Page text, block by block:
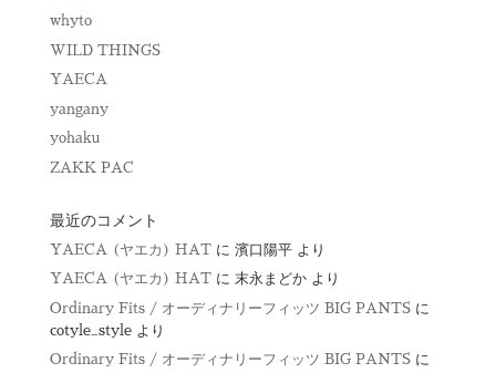
whyto
WILD THINGS
YAECA
yangany
yohaku
ZAKK PAC
最近のコメント
YAECA (ヤエカ) HATに 濱口陽平より
YAECA (ヤエカ) HATに 末永まどかより
Ordinary Fits / オーディナリーフィッツ BIG PANTSに
cotyle_styleより
Ordinary Fits / オーディナリーフィッツ BIG PANTSに